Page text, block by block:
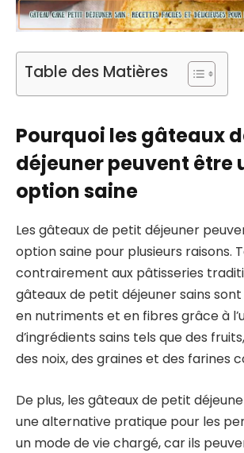
Table des Matières
Pourquoi les gâteaux
déjeuner peuvent être
option saine
Les gâteaux de petit déjeuner
option saine pour plusieurs raisons.
contrairement aux pâtisseries
gâteaux de petit déjeuner sains
en nutriments et en fibres grâce à
d’ingrédients sains tels que des
des noix, des graines et des farines
De plus, les gâteaux de petit
une alternative pratique pour les
un mode de vie chargé, car ils